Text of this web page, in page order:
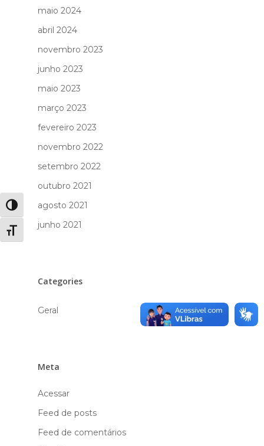
Alternar alto contraste
Alternar tamanho da fonte
maio 2024
abril 2024
novembro 2023
junho 2023
maio 2023
março 2023
fevereiro 2023
novembro 2022
setembro 2022
outubro 2021
agosto 2021
junho 2021
Categories
Geral
Meta
Acessar
Feed de posts
Feed de comentários